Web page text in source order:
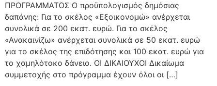
ΠΡΟΓΡΑΜΜΑΤΟΣ Ο προϋπολογισμός δημόσιας
δαπάνης: Για το σκέλος «Εξοικονομώ» ανέρχεται
συνολικά σε 200 εκατ. ευρώ. Για το σκέλος
«Ανακαινίζω» ανέρχεται συνολικά σε 50 εκατ. ευρώ
για το σκέλος της επιδότησης και 100 εκατ. ευρώ για
το χαμηλότοκο δάνειο. ΟΙ ΔΙΚΑΙΟΥΧΟΙ Δικαίωμα
συμμετοχής στο πρόγραμμα έχουν όλοι οι […]